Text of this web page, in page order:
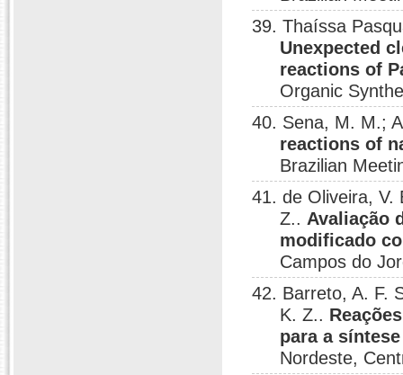
39. Thaíssa
Unexpected
reactions of
Organic
40. Sena, M. M.;
reactions of
Brazilian
41. de Oliveira, V.
Z.. Avaliação
modificado
Campos do
42. Barreto, A. F.
K. Z..
para a
Nordeste,